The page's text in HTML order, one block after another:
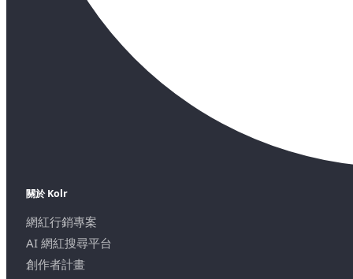
關於 Kolr
網紅行銷專案
AI 網紅搜尋平台
創作者計畫